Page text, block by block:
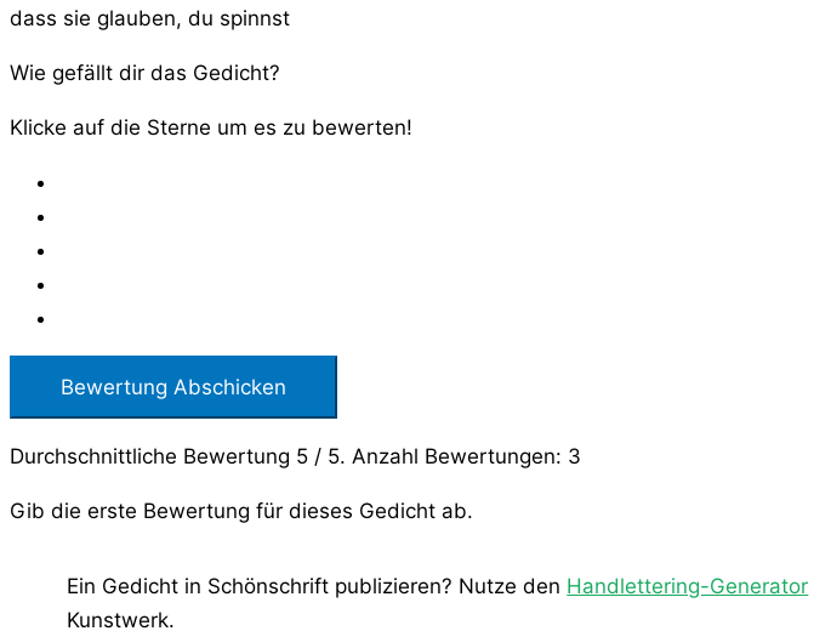
dass sie glauben, du spinnst
Wie gefällt dir das Gedicht?
Klicke auf die Sterne um es zu bewerten!
Bewertung Abschicken
Durchschnittliche Bewertung 5 / 5. Anzahl Bewertungen: 3
Gib die erste Bewertung für dieses Gedicht ab.
Ein Gedicht in Schönschrift publizieren? Nutze den Handlettering-Generator
Kunstwerk.